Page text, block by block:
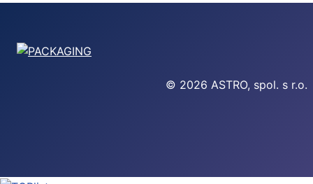
© 2026 ASTRO, spol. s r.o.